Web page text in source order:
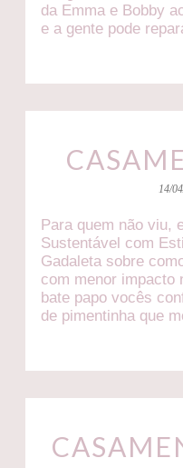
da Emma e Bobby
e a gente pode
14/
Para quem não viu,
Sustentável com
Gadaleta sobre
com menor impacto
bate papo vocês
de pimentinha que